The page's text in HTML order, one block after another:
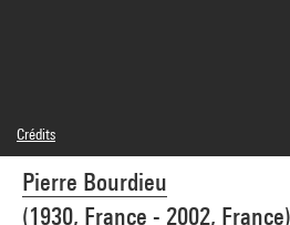
Pierre Bourdieu
(1930, France - 2002, France)
Crédits
© Succession Pierre Bourdieu
Crédit photographique : Centre Pompidou,
GrandPalaisRmn